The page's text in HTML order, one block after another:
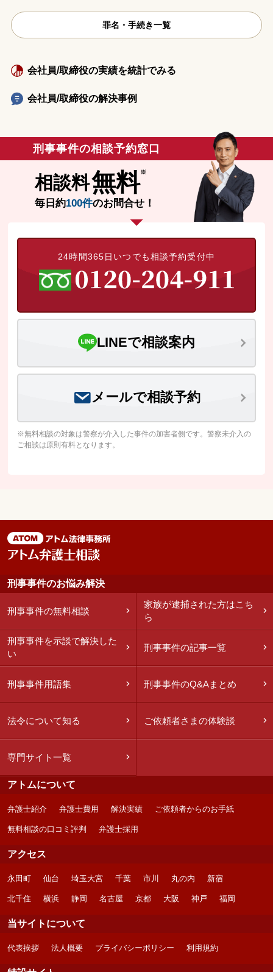
罪名・手続き一覧
会社員/取締役の実績を統計でみる
会社員/取締役の解決事例
刑事事件の相談予約窓口
相談料無料
毎日約100件のお問合せ！
24時間365日いつでも相談予約受付中
LINEで相談案内
メールで相談予約
※無料相談の対象は警察が介入した事件の加害者側です。警察未介入の
ご相談は原則有料となります。
刑事事件のお悩み解決
刑事事件の無料相談
家族が逮捕された方はこち
ら
刑事事件を示談で解決した
い
刑事事件の記事一覧
刑事事件用語集 刑事事件のQ&Aまとめ
法令について知る ご依頼者さまの体験談
専門サイト一覧
アトムについて
弁護士紹介 弁護士費用 解決実績 ご依頼者からのお手紙
無料相談の口コミ評判 弁護士採用
アクセス
永田町 仙台 埼玉大宮 千葉 市川 丸の内 新宿
北千住 横浜 静岡 名古屋 京都 大阪 神戸 福岡
当サイトについて
代表挨拶 法人概要 プライバシーポリシー 利用規約